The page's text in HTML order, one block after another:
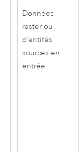
Données
raster ou
d’entités
sources en
entrée